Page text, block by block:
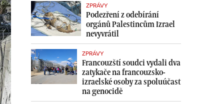
ZPRÁVY
Podezření z odebírání
orgánů Palestincům Izrael
nevyvrátil
ZPRÁVY
Francouzští soudci vydali dva
zatykače na francouzsko-
izraelské osoby za spoluúčast
na genocidě